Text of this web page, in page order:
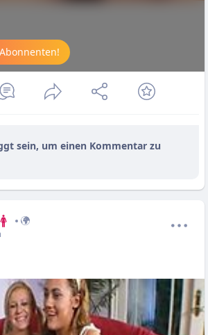
sein, um einen Kommentar zu